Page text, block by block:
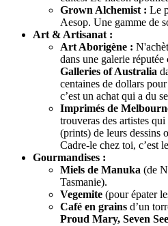
Grown Alchemist : Le
Aesop. Une gamme de
Art & Artisanat :
Art Aborigène :
dans une galerie réputée
Galleries of Australia
centaines de dollars
c’est un achat qui a du
Imprimés de
trouveras des artistes
(prints) de leurs dessins
Cadre-le chez toi, c’est
Gourmandises :
Miels de Manuka (de
Tasmanie).
Vegemite (pour épater
Café en grains d’un
Proud Mary, Seven